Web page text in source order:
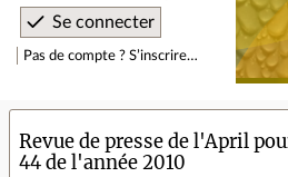
Pas de compte ? S’inscrire…
Revue de presse de l'April
44 de l'année 2010